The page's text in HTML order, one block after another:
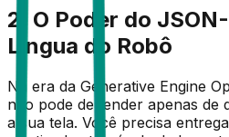
2. O Poder do
Língua do Robô
Na era da Generative Engine
não pode depender apenas de
a sua tela. Você precisa